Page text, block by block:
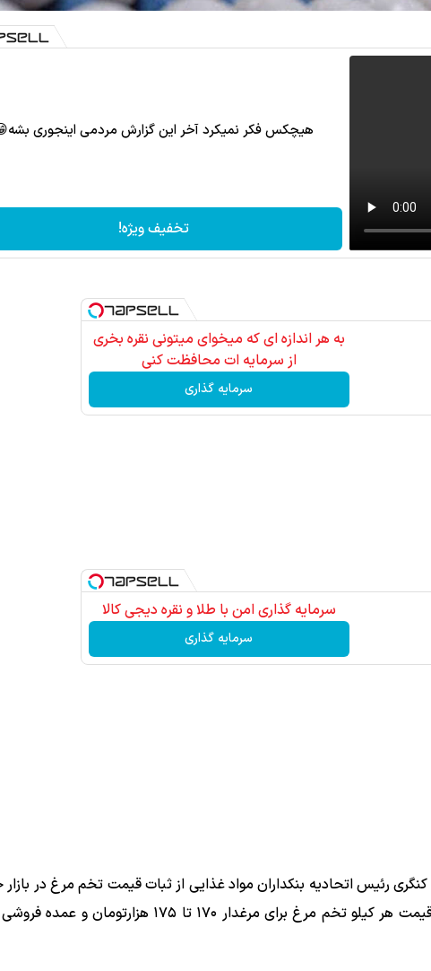
هیچکس فکر نمیکرد آخر این گزارش مردمی اینجوری
تخفیف ویژه!
به هر اندازه ای که میخوای میتونی نقره بخری
از سرمایه ات محافظت کنی
سرمایه گذاری
سرمایه گذاری امن با طلا و نقره دیجی کالا
سرمایه گذاری
رئیس اتحادیه بنکداران مواد غذایی از ثبات قیمت تخم مرغ در بازار
گفت: با آزادسازی نرخ ارز و حذف ارز نهاده های دامی، قیمت هر کیلو تخم مرغ برای مرغدار ۱۷۰ تا